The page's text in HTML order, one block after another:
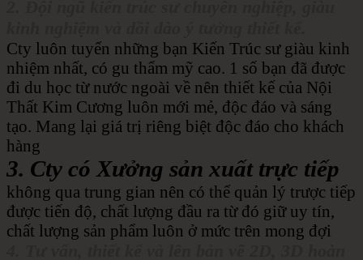
Cty luôn tuyển những bạn Kiến Trúc sư giàu kinh
nhiệm nhất, có gu thẩm mỹ cao. 1 số bạn đã được
đi du học từ nước ngoài về nên thiết kế của Nội
Thất Kim Cương luôn mới mẻ, độc đáo và sáng
tạo. Mang lại giá trị riêng biệt độc đáo cho khách
hàng
3. Cty có Xưởng sản xuất trực tiếp
không qua trung gian nên có thể quản lý trược tiếp
được tiến độ, chất lượng đầu ra từ đó giữ uy tín,
chất lượng sản phẩm luôn ở mức trên mong đợi